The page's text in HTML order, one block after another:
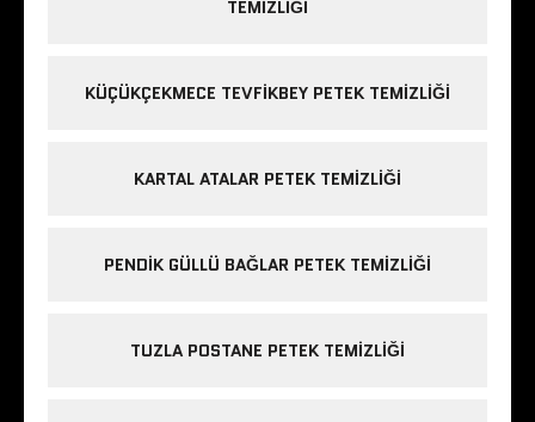
TEMIZLIĞI
KÜÇÜKÇEKMECE TEVFIKBEY PETEK TEMIZLIĞI
KARTAL ATALAR PETEK TEMIZLIĞI
PENDIK GÜLLÜ BAĞLAR PETEK TEMIZLIĞI
TUZLA POSTANE PETEK TEMIZLIĞI